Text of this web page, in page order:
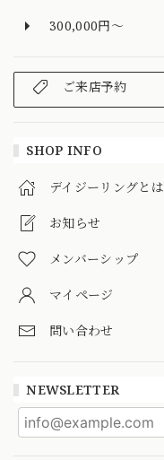
300,000円～
ご来店予約
SHOP INFO
デイジーリングとは
お知らせ
メンバーシップ
マイページ
問い合わせ
NEWSLETTER